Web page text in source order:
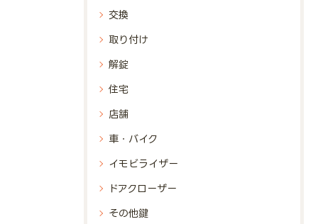
交換
取り付け
解錠
住宅
店舗
車・バイク
イモビライザー
ドアクローザー
その他鍵